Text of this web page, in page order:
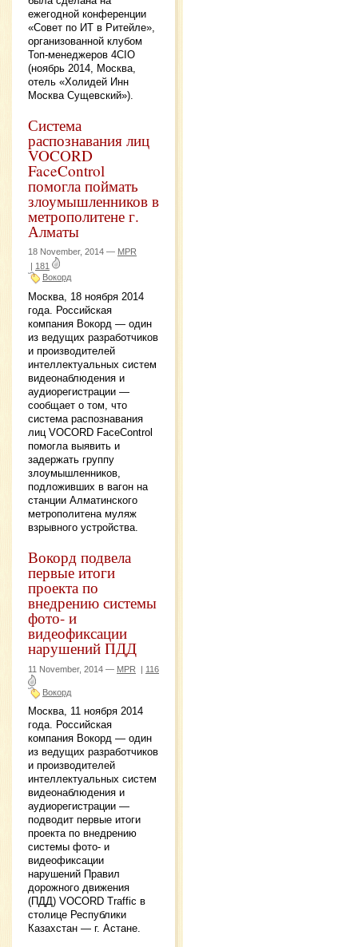
ежегодной конференции
«Совет по ИТ в Ритейле»,
организованной клубом
Топ-менеджеров 4CIO
(ноябрь 2014, Москва,
отель «Холидей Инн
Москва Сущевский»).
Система
распознавания лиц
VOCORD
FaceControl
помогла поймать
злоумышленников в
метрополитене г.
Алматы
18 November, 2014 — MPR
181
Вокорд
Москва, 18 ноября 2014
года. Российская
компания Вокорд — один
из ведущих разработчиков
и производителей
интеллектуальных систем
видеонаблюдения и
аудиорегистрации —
сообщает о том, что
система распознавания
лиц VOCORD FaceControl
помогла выявить и
задержать группу
злоумышленников,
подложивших в вагон на
станции Алматинского
метрополитена муляж
взрывного устройства.
Вокорд подвела
первые итоги
проекта по
внедрению системы
фото- и
видеофиксации
нарушений ПДД
11 November, 2014 — MPR | 116
Вокорд
Москва, 11 ноября 2014
года. Российская
компания Вокорд — один
из ведущих разработчиков
и производителей
интеллектуальных систем
видеонаблюдения и
аудиорегистрации —
подводит первые итоги
проекта по внедрению
системы фото- и
видеофиксации
нарушений Правил
дорожного движения
(ПДД) VOCORD Traffic в
столице Республики
Казахстан — г. Астане.